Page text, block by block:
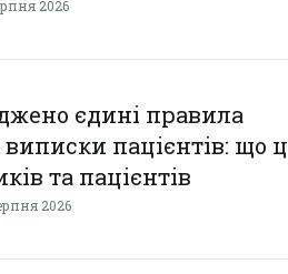
2026
єдині правила
виписки пацієнтів: що
та пацієнтів
2026